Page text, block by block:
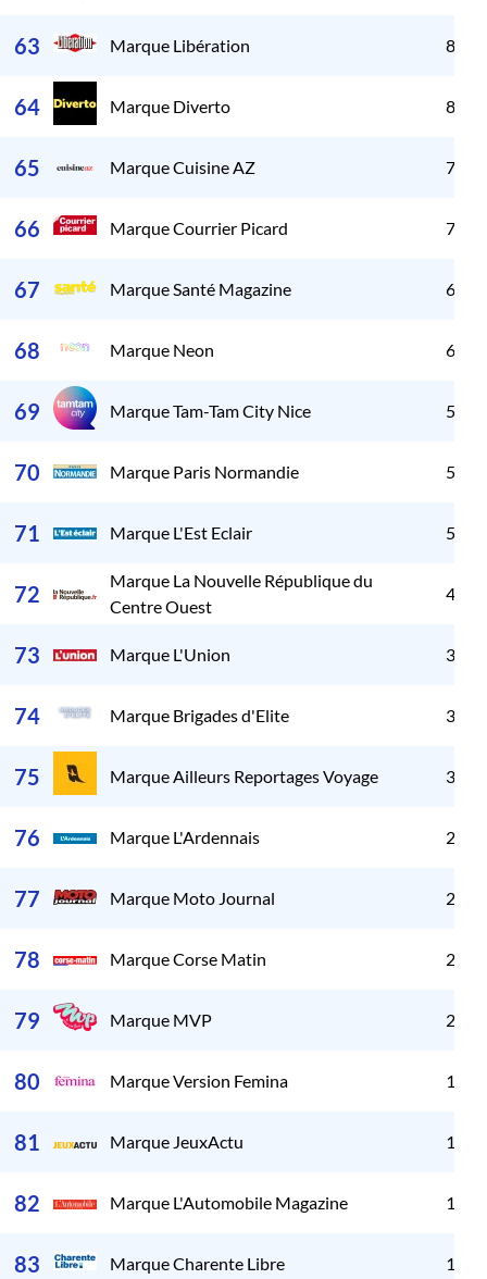
63 Marque Libération 8
64 Marque Diverto 8
65 Marque Cuisine AZ 7
66 Marque Courrier Picard 7
67 Marque Santé Magazine 6
68 Marque Neon 6
69 Marque Tam-Tam City Nice 5
70 Marque Paris Normandie 5
71 Marque L'Est Eclair 5
72
Marque La Nouvelle République du
Centre Ouest
4
73 Marque L'Union 3
74 Marque Brigades d'Elite 3
75 Marque Ailleurs Reportages Voyage 3
76 Marque L'Ardennais 2
77 Marque Moto Journal 2
78 Marque Corse Matin 2
79 Marque MVP 2
80 Marque Version Femina 1
81 Marque JeuxActu 1
82 Marque L'Automobile Magazine 1
83 Marque Charente Libre 1